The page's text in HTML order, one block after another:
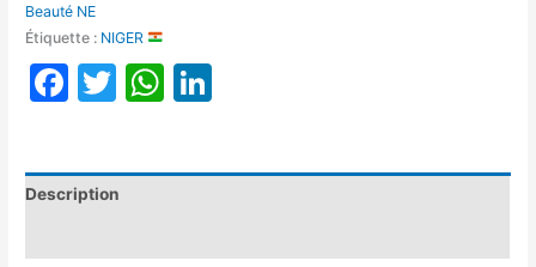
Beauté NE
Étiquette : NIGER
Facebook
TwitterWhatsApp
Description